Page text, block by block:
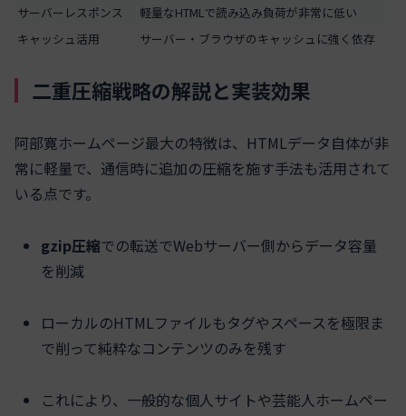
サーバーレスポンス
軽量なHTMLで読み込み負荷が非常に低い
キャッシュ活用
サーバー・ブラウザのキャッシュに強く依存
二重圧縮戦略の解説と実装効果
阿部寛ホームページ最大の特徴は、HTMLデータ自体が非
常に軽量で、通信時に追加の圧縮を施す手法も活用されて
いる点です。
gzip圧縮での転送でWebサーバー側からデータ容量
を削減
ローカルのHTMLファイルもタグやスペースを極限ま
で削って純粋なコンテンツのみを残す
これにより、一般的な個人サイトや芸能人ホームペー